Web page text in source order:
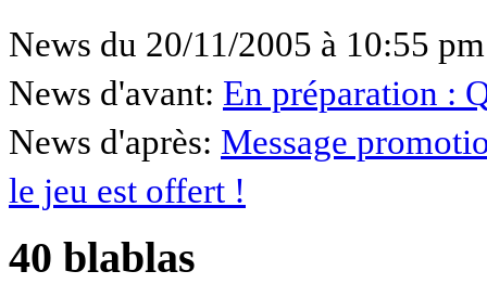
News du 20/11/2005 à 10:55
News d'avant: En préparation :
News d'après: Message
le jeu est offert !
40 blablas